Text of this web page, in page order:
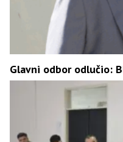
Glavni odbor odlučio: